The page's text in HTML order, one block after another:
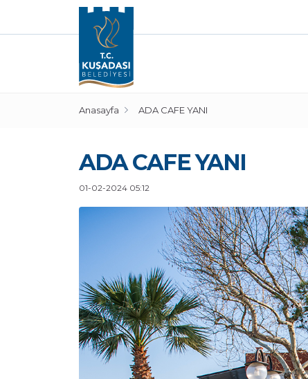
Anasayfa ADA CAFE YANI
ADA CAFE YANI
01-02-2024 05:12